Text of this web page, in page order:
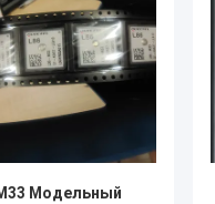
Модельный